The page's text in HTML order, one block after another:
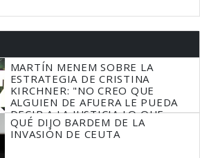
MARTÍN MENEM SOBRE LA
ESTRATEGIA DE CRISTINA
KIRCHNER: "NO CREO QUE
ALGUIEN DE AFUERA LE PUEDA
DECIR A LA JUSTICIA LO QUE
TIENE QUE HACER"
QUÉ DIJO BARDEM DE LA
INVASIÓN DE CEUTA